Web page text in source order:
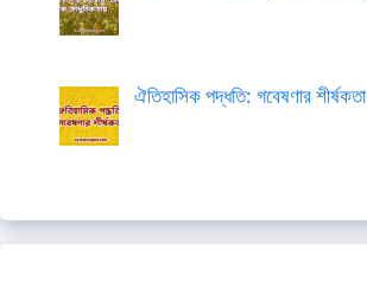
ঐতিহাসিক পদ্ধতি: গবেষণার শীর্ষকতা